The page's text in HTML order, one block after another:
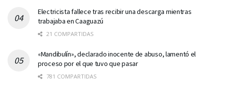
Electricista fallece tras recibir una descarga mientras
trabajaba en Caaguazú
21 COMPARTIDAS
«Mandibulín», declarado inocente de abuso, lamentó el
proceso por el que tuvo que pasar
781 COMPARTIDAS